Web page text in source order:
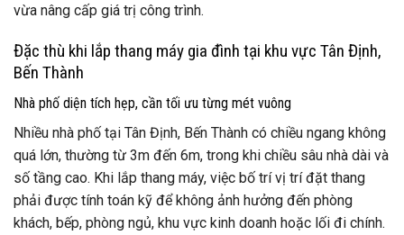
vừa nâng cấp giá trị công trình.
Đặc thù khi lắp thang máy gia đình tại khu vực Tân Định,
Bến Thành
Nhà phố diện tích hẹp, cần tối ưu từng mét vuông
Nhiều nhà phố tại Tân Định, Bến Thành có chiều ngang không
quá lớn, thường từ 3m đến 6m, trong khi chiều sâu nhà dài và
số tầng cao. Khi lắp thang máy, việc bố trí vị trí đặt thang
phải được tính toán kỹ để không ảnh hưởng đến phòng
khách, bếp, phòng ngủ, khu vực kinh doanh hoặc lối đi chính.